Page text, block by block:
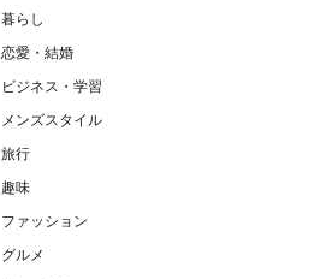
暮らし
恋愛・結婚
ビジネス・学習
メンズスタイル
旅行
趣味
ファッション
グルメ